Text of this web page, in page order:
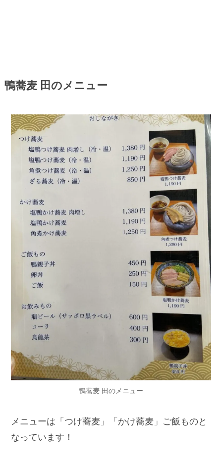
鴨蕎麦 田のメニュー
鴨蕎麦 田のメニュー
メニューは「つけ蕎麦」「かけ蕎麦」ご飯ものと
なっています！